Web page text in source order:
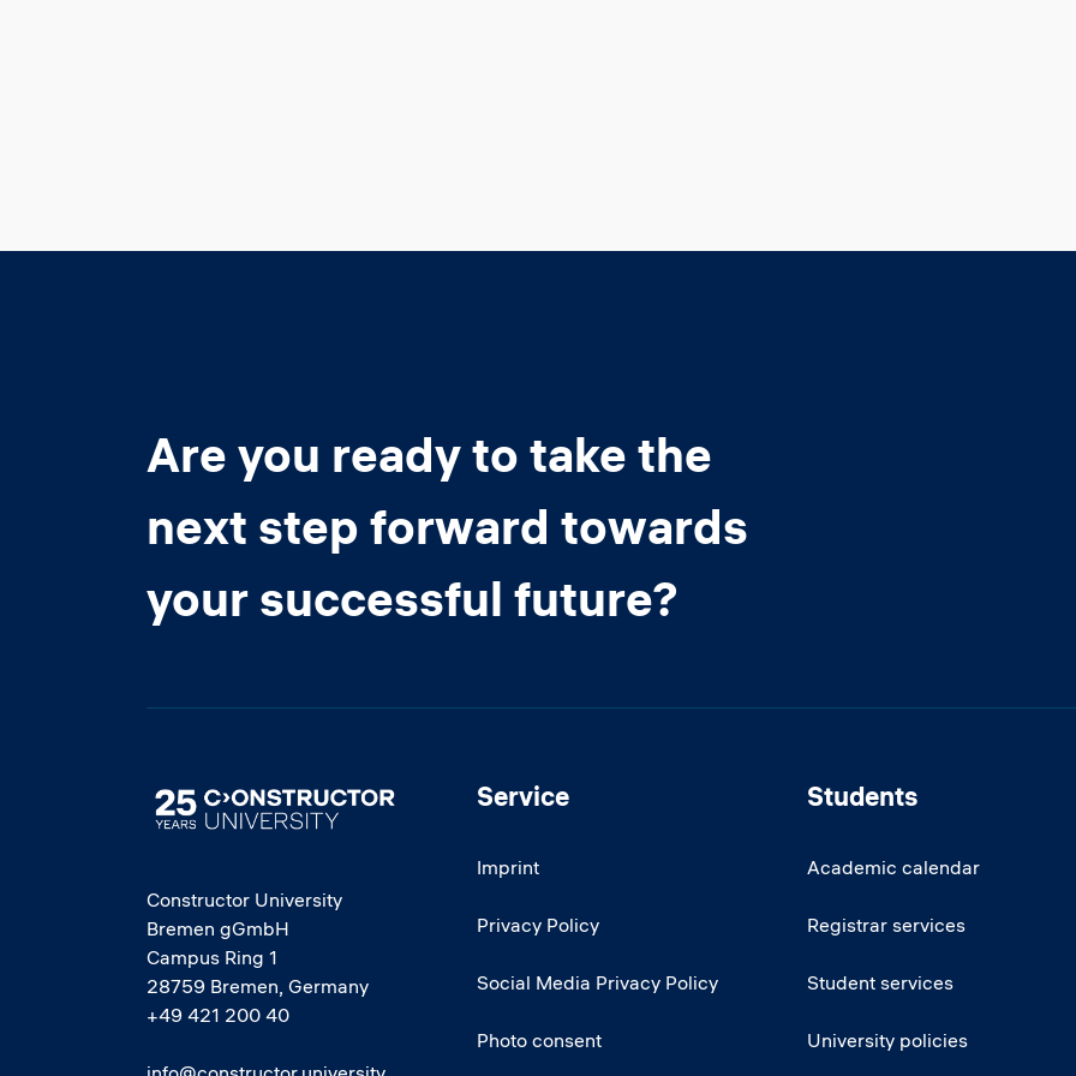
Are you ready to take the
next step forward towards
your successful future?
Image
Constructor University
Bremen gGmbH
Campus Ring 1
28759 Bremen, Germany
+49 421 200 40
Service
Imprint
Privacy Policy
Social Media Privacy Policy
Photo consent
Students
Academic calendar
Registrar services
Student services
University policies